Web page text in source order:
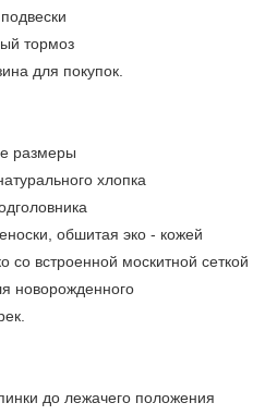
тормоз
для покупок.
размеры
хлопка
обшитая эко - кожей
со встроенной москитной сеткой
новорожденного
до лежачего положения